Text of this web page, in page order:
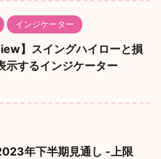
インジケーター
】スイングハイローと損
示するインジケーター
年下半期見通し -上限